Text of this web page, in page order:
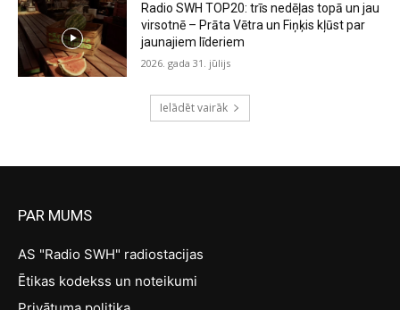
Radio SWH TOP20: trīs nedēļas topā un jau
virsotnē – Prāta Vētra un Fiņķis kļūst par
jaunajiem līderiem
2026. gada 31. jūlijs
Ielādēt vairāk
PAR MUMS
AS "Radio SWH" radiostacijas
Ētikas kodekss un noteikumi